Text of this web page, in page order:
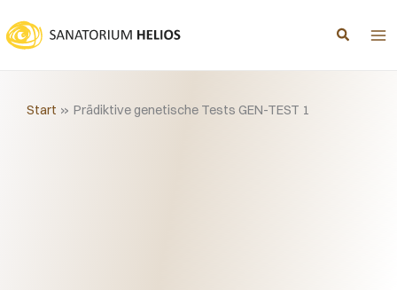
Inhalt
Start Prädiktive genetische Tests GEN-TEST 1